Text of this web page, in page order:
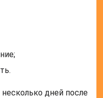
дней после